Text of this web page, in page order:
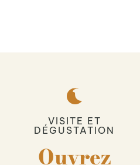
VISITE ET
DÉGUSTATION
Ouvrez